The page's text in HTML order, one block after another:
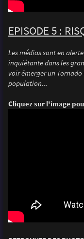
EPISODE 5 :
Les médias sont en
inquiétante dans les
voir émerger un
population...
Cliquez sur l'image